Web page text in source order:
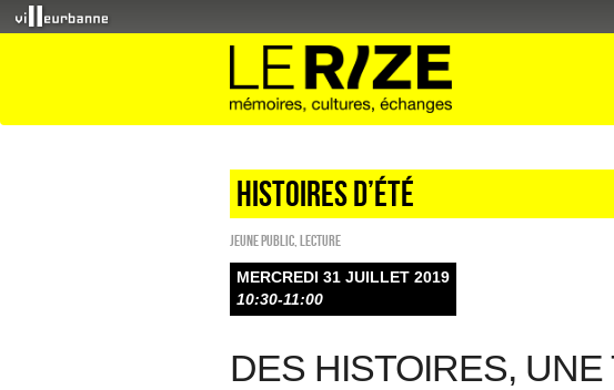
Histoires d’été
Jeune public Lecture
MERCREDI 31 JUILLET 2019
10:30-11:00
DES HISTOIRES,